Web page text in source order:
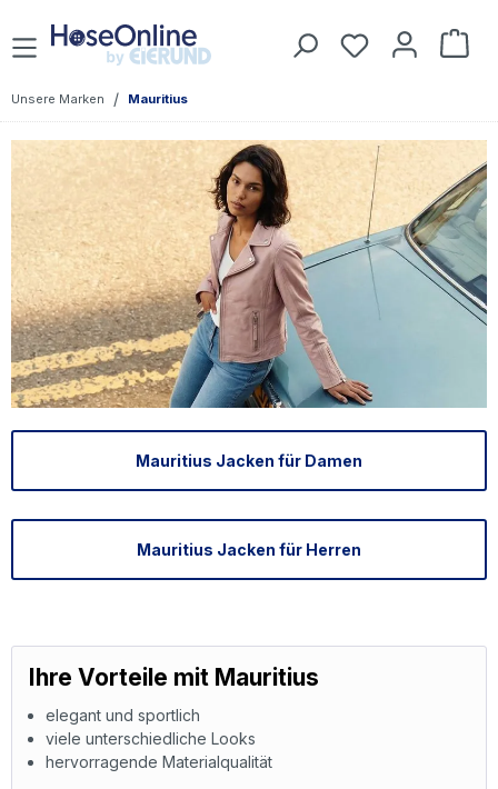
Zum Hauptinhalt springen Du hast 0
Unsere Marken / Mauritius
Mauritius Jacken für Damen
Mauritius Jacken für Herren
Ihre Vorteile mit Mauritius
elegant und sportlich
viele unterschiedliche Looks
hervorragende Materialqualität